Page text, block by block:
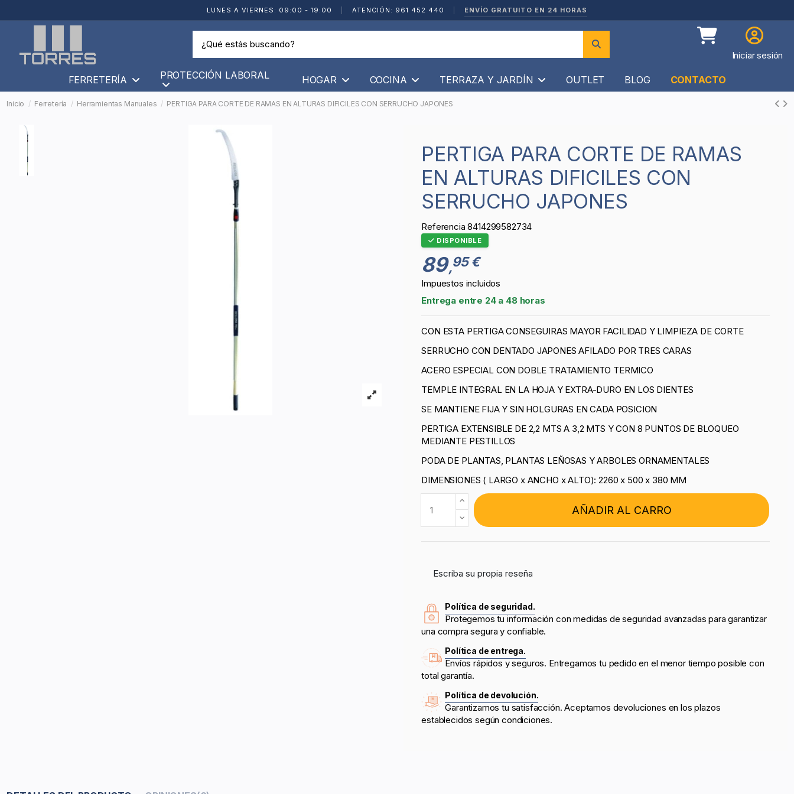
LUNES A VIERNES: 09:00 - 19:00 ATENCIÓN: 961 452 440 ENVÍO GRATUITO EN 24 HORAS
Iniciar sesión
FERRETERÍA PROTECCIÓN LABORAL HOGAR COCINA TERRAZA Y JARDÍN OUTLET BLOG CONTACTO
Inicio Ferretería Herramientas Manuales PERTIGA PARA CORTE DE RAMAS EN ALTURAS DIFICILES CON SERRUCHO JAPONES
PERTIGA PARA CORTE DE RAMAS
EN ALTURAS DIFICILES CON
SERRUCHO JAPONES
Referencia 8414299582734
DISPONIBLE
89,95 €
Impuestos incluidos
Entrega entre 24 a 48 horas
CON ESTA PERTIGA CONSEGUIRAS MAYOR FACILIDAD Y LIMPIEZA DE CORTE
SERRUCHO CON DENTADO JAPONES AFILADO POR TRES CARAS
ACERO ESPECIAL CON DOBLE TRATAMIENTO TERMICO
TEMPLE INTEGRAL EN LA HOJA Y EXTRA-DURO EN LOS DIENTES
SE MANTIENE FIJA Y SIN HOLGURAS EN CADA POSICION
PERTIGA EXTENSIBLE DE 2,2 MTS A 3,2 MTS Y CON 8 PUNTOS DE BLOQUEO
MEDIANTE PESTILLOS
PODA DE PLANTAS, PLANTAS LEÑOSAS Y ARBOLES ORNAMENTALES
DIMENSIONES ( LARGO x ANCHO x ALTO): 2260 x 500 x 380 MM
AÑADIR AL CARRO
Escriba su propia reseña
Política de seguridad.
Protegemos tu información con medidas de seguridad avanzadas para garantizar
una compra segura y confiable.
Política de entrega.
Envíos rápidos y seguros. Entregamos tu pedido en el menor tiempo posible con
total garantía.
Política de devolución.
Garantizamos tu satisfacción. Aceptamos devoluciones en los plazos
establecidos según condiciones.